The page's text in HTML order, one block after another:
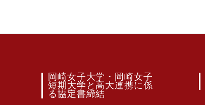
岡崎女子大学・岡崎女子
短期大学と高大連携に係
る協定書締結